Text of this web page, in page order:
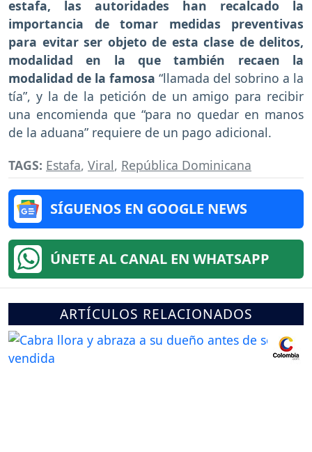
estafa, las autoridades han recalcado la
importancia de tomar medidas preventivas
para evitar ser objeto de esta clase de delitos,
modalidad en la que también recaen la
modalidad de la famosa “llamada del sobrino a la
tía”, y la de la petición de un amigo para recibir
una encomienda que “para no quedar en manos
de la aduana” requiere de un pago adicional.
TAGS: Estafa, Viral, República Dominicana
SÍGUENOS EN GOOGLE NEWS
ÚNETE AL CANAL EN WHATSAPP
ARTÍCULOS RELACIONADOS